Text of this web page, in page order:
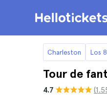
Charleston Los
Tour de
4.7